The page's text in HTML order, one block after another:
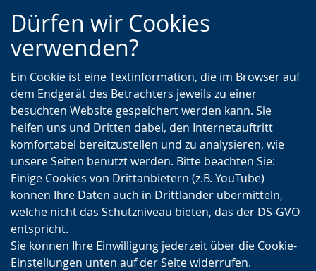
Zur
Hauptnavigation
Zur
Seitennavigation
Zum
Inhalt
Dürfen wir Cookies
verwenden?
Ein Cookie ist eine Textinformation, die im Browser auf
dem Endgerät des Betrachters jeweils zu einer
besuchten Website gespeichert werden kann. Sie
helfen uns und Dritten dabei, den Internetauftritt
komfortabel bereitzustellen und zu analysieren, wie
unsere Seiten benutzt werden. Bitte beachten Sie:
Einige Cookies von Drittanbietern (z.B. YouTube)
können Ihre Daten auch in Drittländer übermitteln,
welche nicht das Schutzniveau bieten, das der DS-GVO
entspricht.
Sie können Ihre Einwilligung jederzeit über die Cookie-
Einstellungen unten auf der Seite widerrufen.